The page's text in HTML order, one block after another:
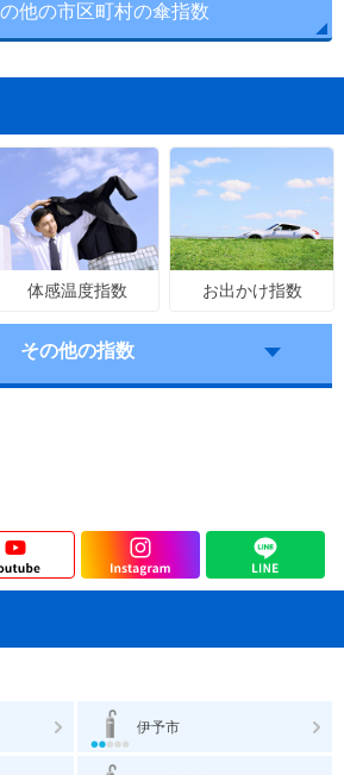
他の市区町村の傘指数
体感温度指数 お出かけ指数
その他の指数
伊予市